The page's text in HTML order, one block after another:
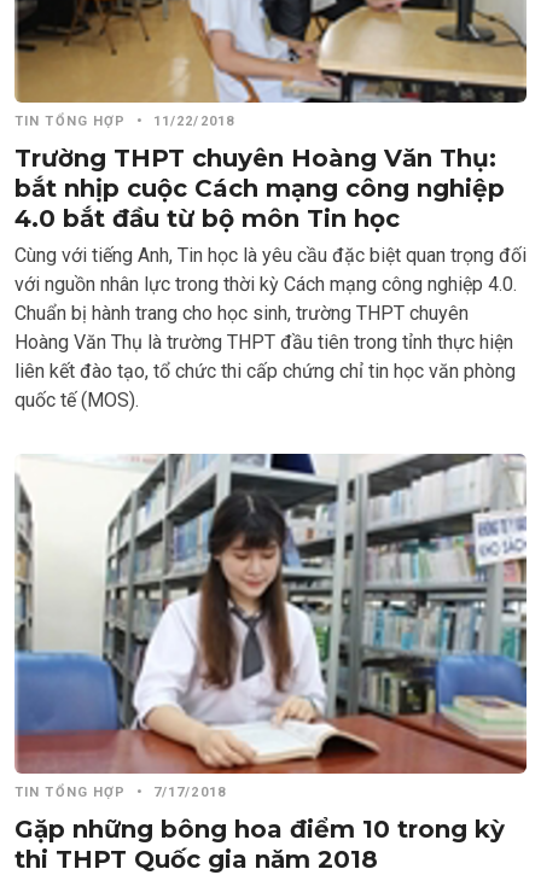
TIN TỔNG HỢP • 11/22/2018
Trường THPT chuyên Hoàng Văn Thụ:
bắt nhịp cuộc Cách mạng công nghiệp
4.0 bắt đầu từ bộ môn Tin học
Cùng với tiếng Anh, Tin học là yêu cầu đặc biệt quan trọng đối
với nguồn nhân lực trong thời kỳ Cách mạng công nghiệp 4.0.
Chuẩn bị hành trang cho học sinh, trường THPT chuyên
Hoàng Văn Thụ là trường THPT đầu tiên trong tỉnh thực hiện
liên kết đào tạo, tổ chức thi cấp chứng chỉ tin học văn phòng
quốc tế (MOS).
TIN TỔNG HỢP • 7/17/2018
Gặp những bông hoa điểm 10 trong kỳ
thi THPT Quốc gia năm 2018